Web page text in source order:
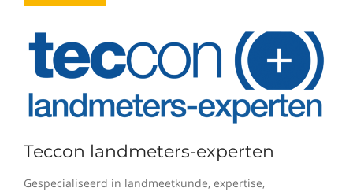
Teccon landmeters-experten
Gespecialiseerd in landmeetkunde, expertise,